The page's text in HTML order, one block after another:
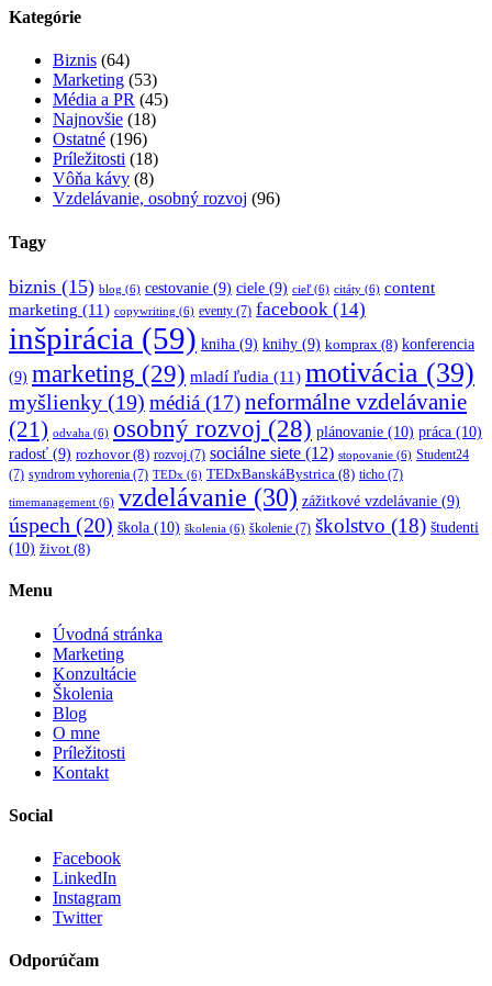
Kategórie
Biznis (64)
Marketing (53)
Média a PR (45)
Najnovšie (18)
Ostatné (196)
Príležitosti (18)
Vôňa kávy (8)
Vzdelávanie, osobný rozvoj (96)
Tagy
biznis (15) blog (6) cestovanie (9) ciele (9) cieľ(6) citáty (6) content
marketing (11) copywriting (6) eventy (7) facebook (14)
inšpirácia (59) kniha (9) knihy (9) komprax (8) konferencia
(9) marketing (29) mladí ľudia (11) motivácia (39)
myšlienky (19) médiá (17)neformálne vzdelávanie
(21) odvaha (6) osobný rozvoj (28) plánovanie (10) práca (10)
radosť (9) rozhovor(8) rozvoj (7) sociálne siete (12) stopovanie (6) Student24
(7) syndrom vyhorenia (7) TEDx (6) TEDxBanskáBystrica (8) ticho (7)
timemanagement (6) vzdelávanie (30) zážitkové vzdelávanie (9)
úspech (20) škola (10) školenia (6) školenie (7) školstvo (18) študenti
(10) život (8)
Menu
Úvodná stránka
Marketing
Konzultácie
Školenia
Blog
O mne
Príležitosti
Kontakt
Social
Facebook
LinkedIn
Instagram
Twitter
Odporúčam